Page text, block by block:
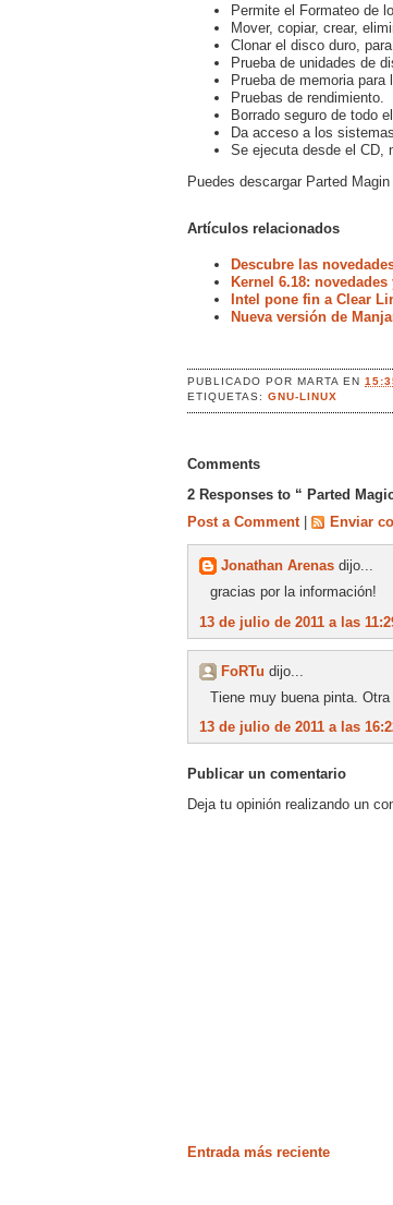
Permite el Formateo de
Mover, copiar, crear,
Clonar el disco duro,
Prueba de unidades de
Prueba de memoria para
Pruebas de rendimiento.
Borrado seguro de todo
Da acceso a los
Se ejecuta desde el CD,
Puedes descargar Parted
Artículos relacionados
Descubre las
Kernel 6.18:
Intel pone fin a Clear
Nueva versión de
PUBLICADO PORMARTAEN
ETIQUETAS:GNU-LINUX
Comments
2 Responses to “ Parted
Post a Comment
Enviar
Jonathan Arenas dijo...
gracias por la información!
13 de julio de 2011 a las
FoRTu dijo...
Tiene muy buena pinta.
13 de julio de 2011 a las
Publicar un comentario
Deja tu opinión realizando un
Entrada más reciente